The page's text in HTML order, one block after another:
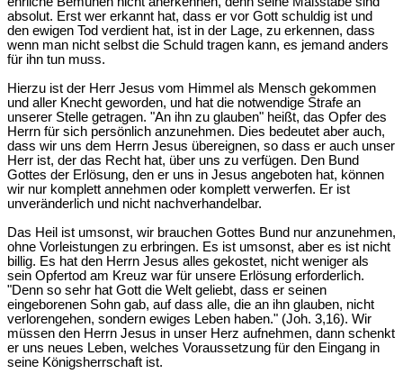
absolut. Erst wer erkannt hat, dass er vor Gott schuldig ist und
den ewigen Tod verdient hat, ist in der Lage, zu erkennen, dass
wenn man nicht selbst die Schuld tragen kann, es jemand anders
für ihn tun muss.
Hierzu ist der Herr Jesus vom Himmel als Mensch gekommen
und aller Knecht geworden, und hat die notwendige Strafe an
unserer Stelle getragen. "An ihn zu glauben" heißt, das Opfer des
Herrn für sich persönlich anzunehmen. Dies bedeutet aber auch,
dass wir uns dem Herrn Jesus übereignen, so dass er auch unser
Herr ist, der das Recht hat, über uns zu verfügen. Den Bund
Gottes der Erlösung, den er uns in Jesus angeboten hat, können
wir nur komplett annehmen oder komplett verwerfen. Er ist
unveränderlich und nicht nachverhandelbar.
Das Heil ist umsonst, wir brauchen Gottes Bund nur anzunehmen,
ohne Vorleistungen zu erbringen. Es ist umsonst, aber es ist nicht
billig. Es hat den Herrn Jesus alles gekostet, nicht weniger als
sein Opfertod am Kreuz war für unsere Erlösung erforderlich.
"Denn so sehr hat Gott die Welt geliebt, dass er seinen
eingeborenen Sohn gab, auf dass alle, die an ihn glauben, nicht
verlorengehen, sondern ewiges Leben haben." (Joh. 3,16). Wir
müssen den Herrn Jesus in unser Herz aufnehmen, dann schenkt
er uns neues Leben, welches Voraussetzung für den Eingang in
seine Königsherrschaft ist.